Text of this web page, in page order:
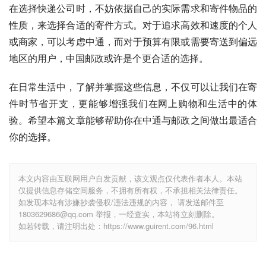
在选择快递公司时，不妨依据自己的实际需求和寄件物品的
性质，来选择合适的寄件方式。对于追求高效和速度的个人
或商家，可以考虑中通，而对于预算有限或需要寄送到偏远
地区的用户，中国邮政或许是个更合适的选择。
在日常生活中，了解并掌握这些信息，不仅可以让我们在寄
件时节省开支，更能够增强我们在网上购物和生活中的体
验。希望本篇文章能够帮助你在中通与邮政之间做出最适合
你的选择。
本文内容由互联网用户自发贡献，该文观点仅代表作者本人。本站
仅提供信息存储空间服务，不拥有所有权，不承担相关法律责任。
如发现本站有涉嫌抄袭侵权/违法违规的内容， 请发送邮件至
1803629686@qq.com 举报，一经查实，本站将立刻删除。
如若转载，请注明出处：https://www.guirent.com/96.html